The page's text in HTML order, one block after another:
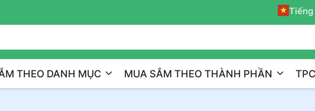
THEO DANH MỤC MUA SẮM THEO THÀNH PHẦN